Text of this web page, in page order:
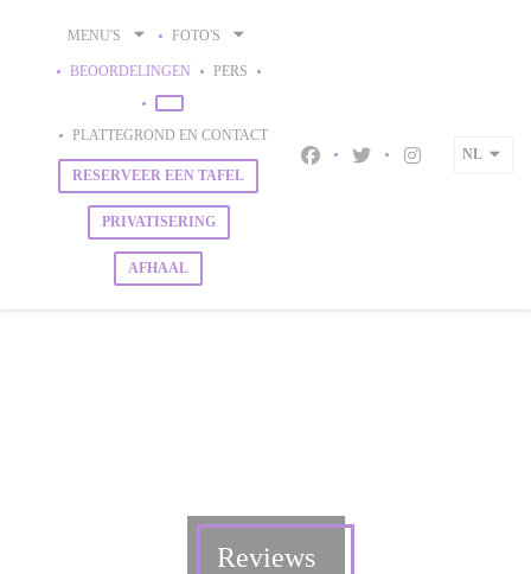
MENU'S FOTO'S
BEOORDELINGEN PERS
((OPENT IN EEN NIEUW VENSTER))
PLATTEGROND EN CONTACT
RESERVEER EEN TAFEL
PRIVATISERING
AFHAAL
Facebook ((opent in een
Twitter ((opent in een
Instagram
NL
Reviews